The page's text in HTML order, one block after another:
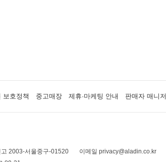
보호정책 중고매장 제휴·마케팅 안내 판매자 매니저
2003-서울중구-01520
이메일 privacy@aladin.co.kr